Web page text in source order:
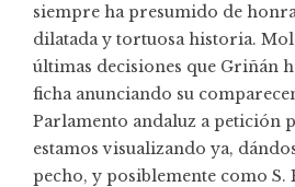
siempre ha presumido de
dilatada y tortuosa historia.
últimas decisiones que Griñán
ficha anunciando su
Parlamento andaluz a petición
estamos visualizando ya,
pecho, y posiblemente como S.